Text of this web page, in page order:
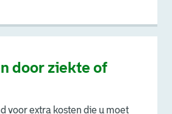
door ziekte of
voor extra kosten die u moet